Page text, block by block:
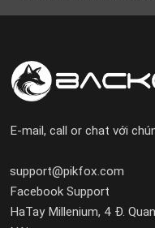
E-mail, call or chat với
support@pikfox.com
Facebook Support
HaTay Millenium, 4 Đ.